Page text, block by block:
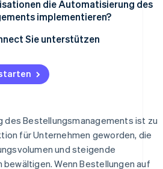
die Automatisierung des
implementieren?
Sie unterstützen
des Bestellungsmanagements ist zu
für Unternehmen geworden, die
und steigende
bewältigen. Wenn Bestellungen auf